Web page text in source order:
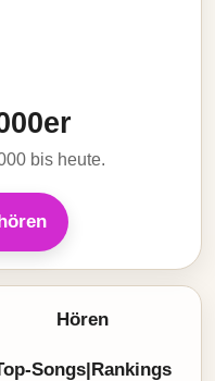
bis heute.
Hören
Songs|Rankings